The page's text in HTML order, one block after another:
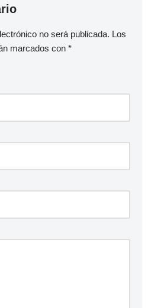
no será publicada. Los
marcados con *